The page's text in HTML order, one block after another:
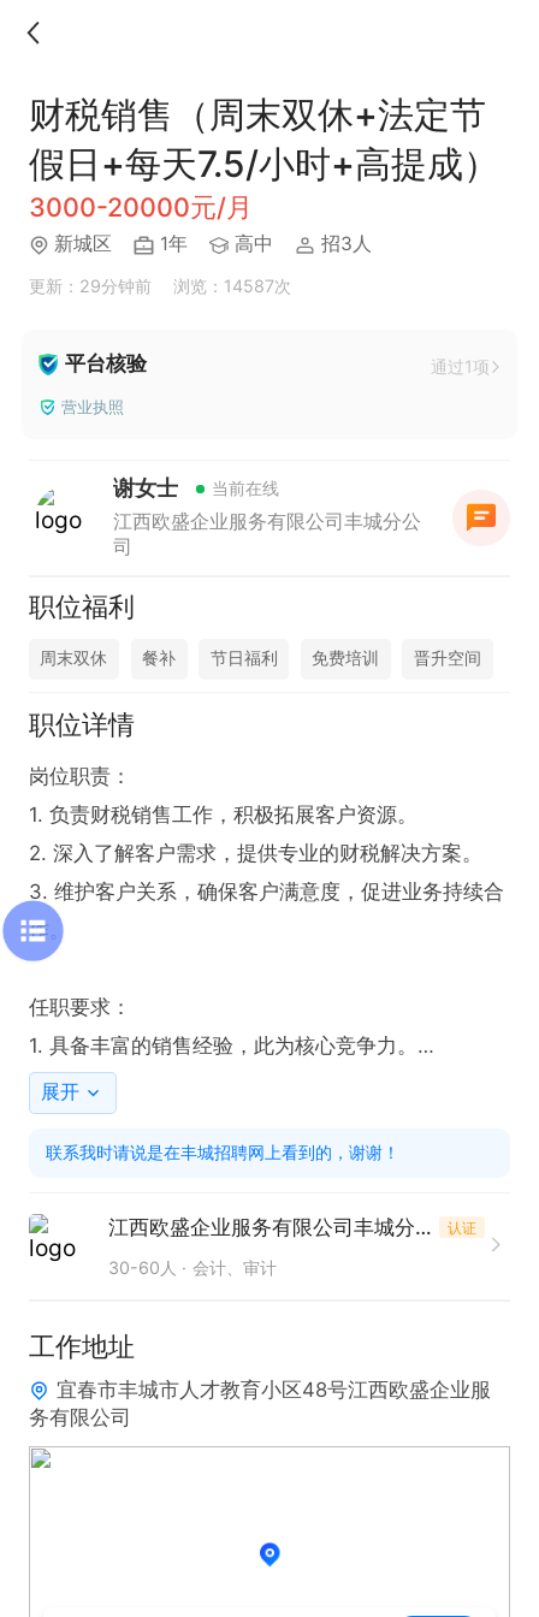
财税销售（周末双休+法定节
假日+每天7.5/小时+高提成）
3000-20000元/月
新城区 1年 高中 招3人
更新：29分钟前 浏览：14587次
平台核验 通过1项
营业执照
谢女士 当前在线
江西欧盛企业服务有限公司丰城分公
司
职位福利
周末双休 餐补 节日福利 免费培训 晋升空间
职位详情
岗位职责：
1. 负责财税销售工作，积极拓展客户资源。
2. 深入了解客户需求，提供专业的财税解决方案。
3. 维护客户关系，确保客户满意度，促进业务持续合
作。
任职要求：
1. 具备丰富的销售经验，此为核心竞争力。
2. 性格外向，善于沟通与交流。
工作认真负责，具备良好的职业素养与团队精神。
工作时间：
0，每周双休，法定节假日正常休息。
薪资福利：
薪资3000-10000+不封顶，提供免费岗前培训、定期
展开
联系我时请说是在丰城招聘网上看到的，谢谢！
江西欧盛企业服务有限公司丰城分公司 认证
30-60人 会计、审计
工作地址
宜春市丰城市人才教育小区48号江西欧盛企业服
务有限公司